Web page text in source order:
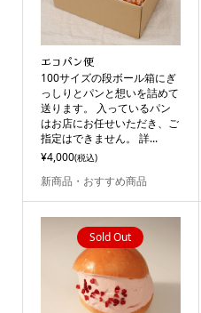
エコパン便
100サイズの段ボール箱にぎ
っしりとパンと想いを詰めて
送ります。 入っているパン
はお店にお任せいただき、ご
指定はできません。 詳...
¥4,000(税込)
新商品・おすすめ商品
Sold Out